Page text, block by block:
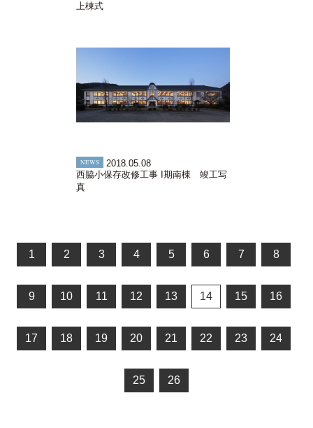
上棟式
NEWS
2018.05.08
西脇小保存改修工事 I期南棟 竣工写
真
1 2 3 4 5 6 7 8
9 10 11 12 13 14 15 16
17 18 19 20 21 22 23 24
25 26